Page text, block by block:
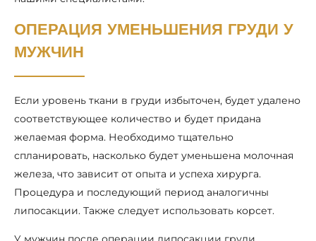
ОПЕРАЦИЯ УМЕНЬШЕНИЯ ГРУДИ У
МУЖЧИН
Если уровень ткани в груди избыточен, будет удалено
соответствующее количество и будет придана
желаемая форма. Необходимо тщательно
спланировать, насколько будет уменьшена молочная
железа, что зависит от опыта и успеха хирурга.
Процедура и последующий период аналогичны
липосакции. Также следует использовать корсет.